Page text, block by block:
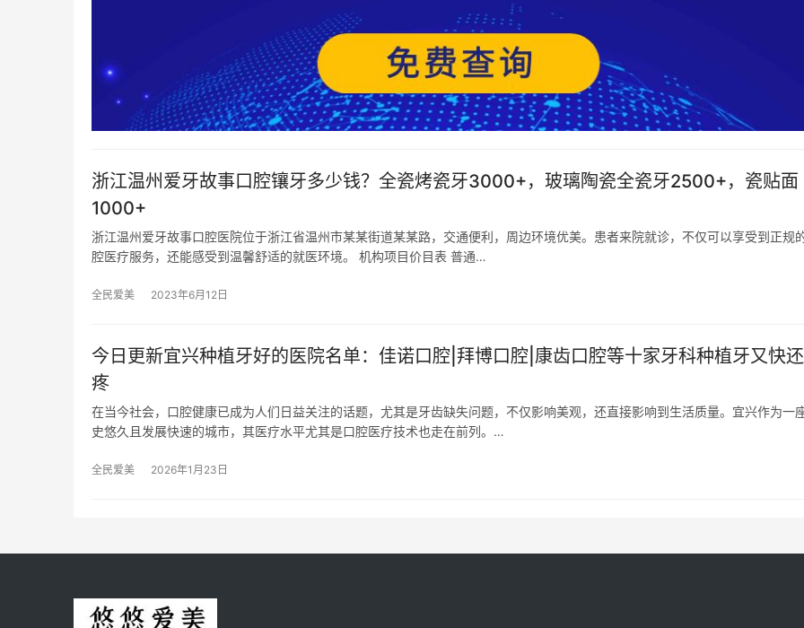
浙江温州爱牙故事口腔镶牙多少钱？全瓷烤瓷牙3000+，玻璃陶瓷全瓷牙2500+，瓷贴面
1000+
浙江温州爱牙故事口腔医院位于浙江省温州市某某街道某某路，交通便利，周边环境优美。患者来院就诊，不仅可以享受到正规
腔医疗服务，还能感受到温馨舒适的就医环境。 机构项目价目表 普通…
全民爱美 2023年6月12日
今日更新宜兴种植牙好的医院名单：佳诺口腔|拜博口腔|康齿口腔等十家牙科种植牙又快
疼
在当今社会，口腔健康已成为人们日益关注的话题，尤其是牙齿缺失问题，不仅影响美观，还直接影响到生活质量。宜兴作为一
史悠久且发展快速的城市，其医疗水平尤其是口腔医疗技术也走在前列。…
全民爱美 2026年1月23日